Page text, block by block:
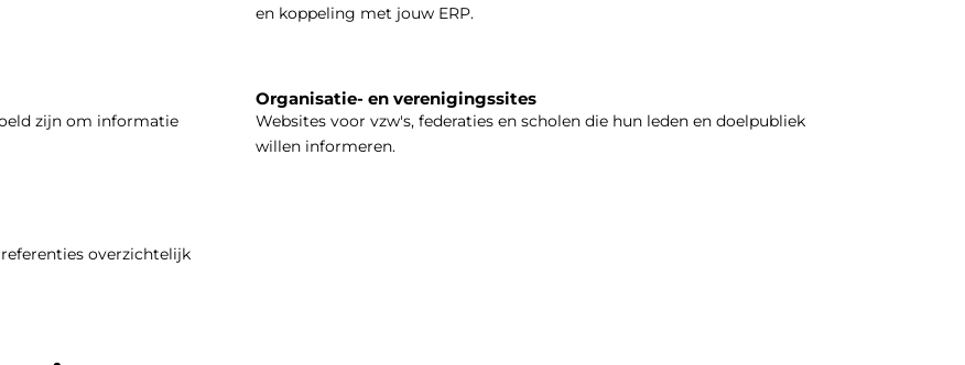
en koppeling met jouw ERP.
zijn om informatie
Organisatie- en verenigingssites
Websites voor vzw's, federaties en scholen die hun leden en doelpubliek
willen informeren.
overzichtelijk